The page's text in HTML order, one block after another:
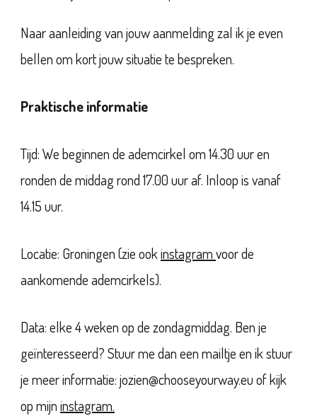
Naar aanleiding van jouw aanmelding zal ik je even
bellen om kort jouw situatie te bespreken.
Praktische informatie
Tijd: We beginnen de ademcirkel om 14.30 uur en
ronden de middag rond 17.00 uur af. Inloop is vanaf
14.15 uur.
Locatie: Groningen (zie ookinstagramvoor de
aankomende ademcirkels).
Data: elke 4 weken op de zondagmiddag. Ben je
geïnteresseerd? Stuur me dan een mailtje en ik stuur
je meer informatie: jozien@chooseyourway.eu of kijk
op mijninstagram.